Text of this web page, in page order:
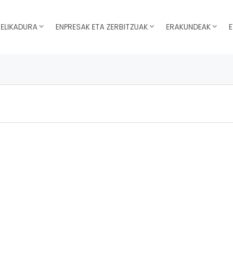
ELIKADURA ENPRESAK ETA ZERBITZUAK ERAKUNDEAK